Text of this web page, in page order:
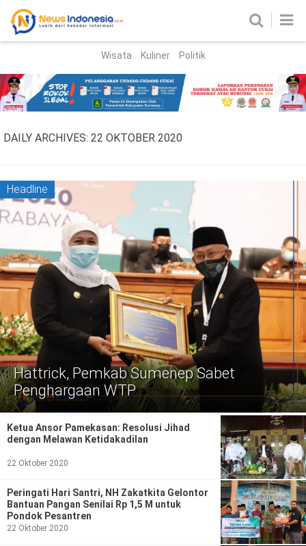
Parlemen
Nasional
Peristiwa
Hukum Kriminal
Gaya Hidup
Kesehatan Kuliner
Otomotif
Iptek
Pendidikan
Teknologi
SosBud
Wisata Kuliner Politik
DAILY ARCHIVES: 22 OKTOBER 2020
Headline
Hattrick, Pemkab Sumenep Sabet
Penghargaan WTP
Ketua Ansor Pamekasan: Resolusi Jihad
dengan Melawan Ketidakadilan
22 Oktober 2020
Peringati Hari Santri, NH Zakatkita Gelontor
Bantuan Pangan Senilai Rp 1,5 M untuk
Pondok Pesantren
22 Oktober 2020